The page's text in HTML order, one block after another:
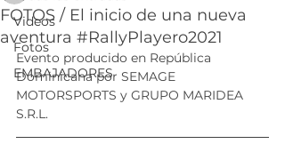
Videos
Fotos
EMBAJADORES
FOTOS / El inicio de una nueva
aventura #RallyPlayero2021
Evento producido en República
Dominicana por SEMAGE
MOTORSPORTS y GRUPO MARIDEA
S.R.L.